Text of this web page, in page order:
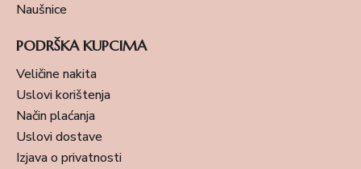
Naušnice
PODRŠKA KUPCIMA
Veličine nakita
Uslovi korištenja
Način plaćanja
Uslovi dostave
Izjava o privatnosti